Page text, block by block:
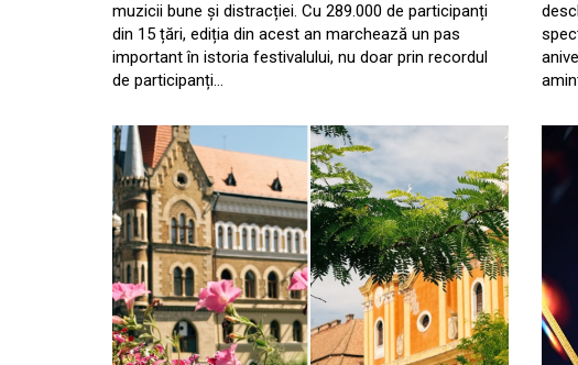
muzicii bune și distracției. Cu 289.000 de participanți
din 15 țări, ediția din acest an marchează un pas
important în istoria festivalului, nu doar prin recordul
de participanți…